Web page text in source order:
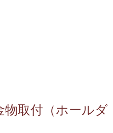
物取付（ホールダ